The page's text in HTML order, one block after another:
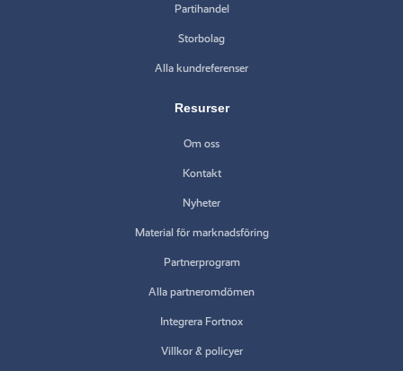
Partihandel
Storbolag
Alla kundreferenser
Resurser
Om oss
Kontakt
Nyheter
Material för marknadsföring
Partnerprogram
Alla partneromdömen
Integrera Fortnox
Villkor & policyer